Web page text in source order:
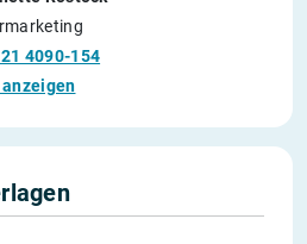
4090-154